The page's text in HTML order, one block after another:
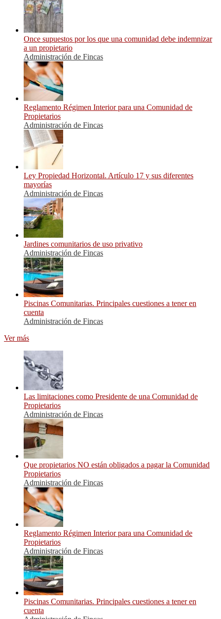
Once supuestos por los que una comunidad debe indemnizar
a un propietario
Administración de Fincas
Reglamento Régimen Interior para una Comunidad de
Propietarios
Administración de Fincas
Ley Propiedad Horizontal. Artículo 17 y sus diferentes
mayorías
Administración de Fincas
Jardines comunitarios de uso privativo
Administración de Fincas
Piscinas Comunitarias. Principales cuestiones a tener en
cuenta
Administración de Fincas
Ver más
Las limitaciones como Presidente de una Comunidad de
Propietarios
Administración de Fincas
Que propietarios NO están obligados a pagar la Comunidad
Propietarios
Administración de Fincas
Reglamento Régimen Interior para una Comunidad de
Propietarios
Administración de Fincas
Piscinas Comunitarias. Principales cuestiones a tener en
cuenta